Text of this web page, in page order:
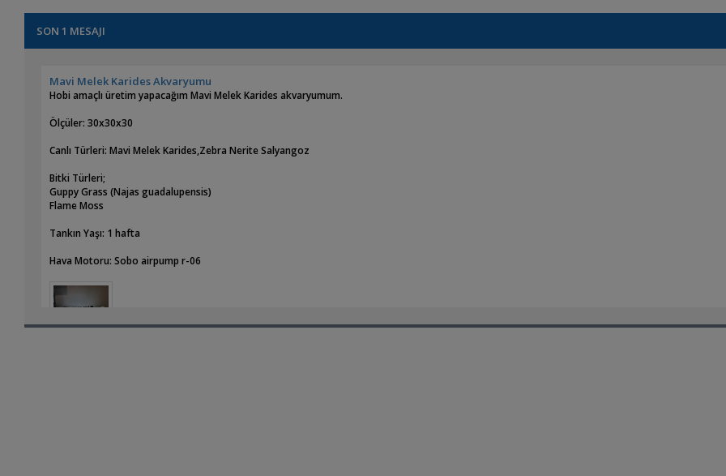
SON 1 MESAJI
Mavi Melek Karides Akvaryumu
Hobi amaçlı üretim yapacağım Mavi Melek Karides akvaryumum.
Ölçüler: 30x30x30
Canlı Türleri: Mavi Melek Karides,Zebra Nerite Salyangoz
Bitki Türleri;
Guppy Grass (Najas guadalupensis)
Flame Moss
Tankın Yaşı: 1 hafta
Hava Motoru: Sobo airpump r-06